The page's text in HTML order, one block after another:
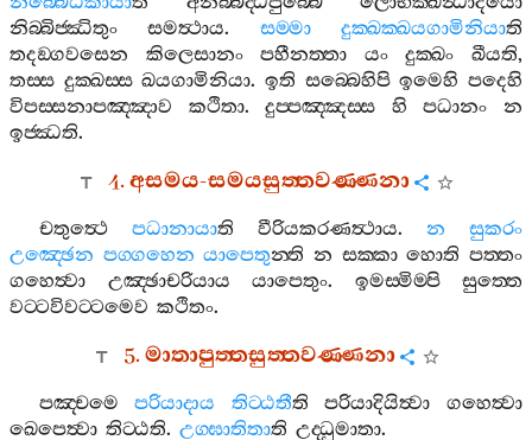
නිබ‍්බිජ‍්ඣිතුං
සමත්‍ථාය. සම‍්මා දුක‍්ඛක‍්ඛයගාමිනියාති
තදඞ‍්ගවසෙන
කිලෙසානං පහීනත‍්තා යං දුක‍්ඛං ඛීයති,
තස‍්ස දුක‍්ඛස‍්ස ඛයගාමිනියා.ඉති සබ‍්බෙහිපි ඉමෙහි පදෙහි
විපස‍්සනාපඤ‍්ඤාව
කථිතා.දුප‍්පඤ‍්ඤස‍්ස හි පධානං
න
ඉජ‍්ඣති.
4.අසමය-සමයසුත‍්තවණ‍්ණනා
චතුත්‍ථෙ පධානායාති වීරියකරණත්‍ථාය. න
සුකරං
උඤ‍්ඡෙන පග‍්ගහෙන යාපෙතුන‍්ති න සක‍්කා හොති පත‍්තං
ගහෙත්‍වා
උඤ‍්ඡාචරියාය යාපෙතුං. ඉමස‍්මිම‍්පි
සුත‍්තෙ
වට‍්ටවිවට‍්ටමෙව කථිතං.
5.මාතාපුත‍්තසුත‍්තවණ‍්ණනා
පඤ‍්චමෙ පරියාදාය තිට‍්ඨතීති පරියාදියිත්‍වා
ගහෙත්‍වා
ඛෙපෙත්‍වා තිට‍්ඨති. උග‍්ඝාතිතාති උද‍්ධුමාතා.